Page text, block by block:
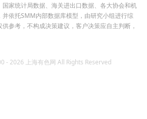
家统计局数据、海关进出口数据、各大协会和机
依托SMM内部数据库模型，由研究小组进行综
参考，不构成决策建议，客户决策应自主判断，
- 2026 上海有色网 All Rights Reserved